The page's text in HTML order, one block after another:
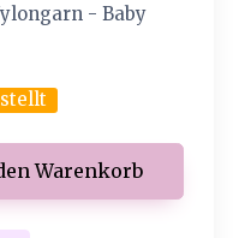
- Baby
Warenkorb